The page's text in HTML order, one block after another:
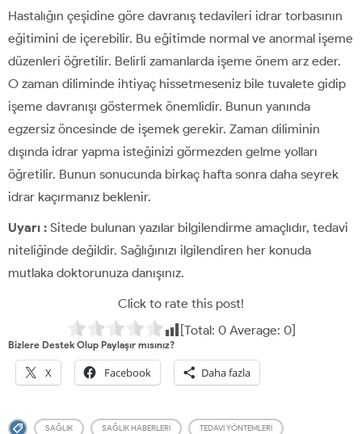
Hastalığın çeşidine göre davranış tedavileri idrar torbasının
eğitimini de içerebilir. Bu eğitimde normal ve anormal işeme
düzenleri öğretilir. Belirli zamanlarda işeme önem arz eder.
O zaman diliminde ihtiyaç hissetmeseniz bile tuvalete gidip
işeme davranışı göstermek önemlidir. Bunun yanında
egzersiz öncesinde de işemek gerekir. Zaman diliminin
dışında idrar yapma isteğinizi görmezden gelme yolları
öğretilir. Bunun sonucunda birkaç hafta sonra daha seyrek
idrar kaçırmanız beklenir.
Uyarı : Sitede bulunan yazılar bilgilendirme amaçlıdır, tedavi
niteliğinde değildir. Sağlığınızı ilgilendiren her konuda
mutlaka doktorunuza danışınız.
Click to rate this post!
[Total: 0Average: 0]
Bizlere Destek Olup Paylaşır mısınız?
X Facebook Daha fazla
SAĞLIK SAĞLIK HABERLERI TEDAVI YÖNTEMLERI